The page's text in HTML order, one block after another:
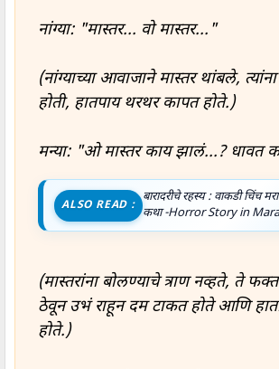
नांग्या: "मास्तर... वो मास्तर..."
(नांग्याच्या आवाजाने मास्तर थांबले,
होती, हातपाय थरथर कापत होते.)
मन्या: "ओ मास्तर काय झालं...? धावत
ALSO READ :
बारादरीचे रहस्य : वाकडी चिंच
कथा -Horror Story in
(मास्तरांना बोलण्याचे त्राण नव्हते, ते
ठेवून उभं राहून दम टाकत होते आणि
होते.)